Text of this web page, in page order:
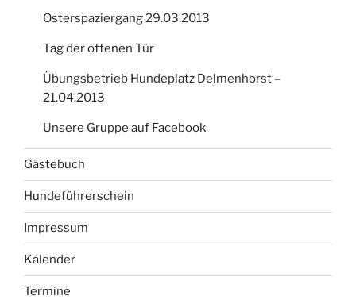
Osterspaziergang 29.03.2013
Tag der offenen Tür
Übungsbetrieb Hundeplatz Delmenhorst –
21.04.2013
Unsere Gruppe auf Facebook
Gästebuch
Hundeführerschein
Impressum
Kalender
Termine